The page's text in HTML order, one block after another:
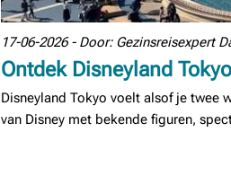
17-06-2026 - Door: Gezinsreisexpert
Ontdek Disneyland
Disneyland Tokyo voelt alsof je twee
van Disney met bekende figuren,